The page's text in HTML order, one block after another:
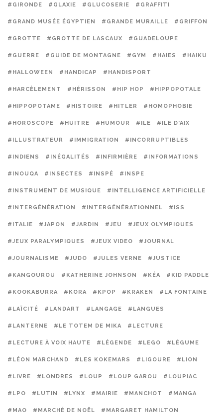
#GIRONDE #GLAXIE #GLUCOSERIE #GRAFFITI
#GRAND MUSÉE ÉGYPTIEN #GRANDE MURAILLE #GRIFFON
#GROTTE #GROTTE DE LASCAUX #GUADELOUPE
#GUERRE #GUIDE DE MONTAGNE #GYM #HAIES #HAIKU
#HALLOWEEN #HANDICAP #HANDISPORT
#HARCÈLEMENT #HÉRISSON #HIP HOP #HIPPOPOTALE
#HIPPOPOTAME #HISTOIRE #HITLER #HOMOPHOBIE
#HOROSCOPE #HUITRE #HUMOUR #ILE #ILE D'AIX
#ILLUSTRATEUR #IMMIGRATION #INCORRUPTIBLES
#INDIENS #INÉGALITÉS #INFIRMIÈRE #INFORMATIONS
#INOUQA #INSECTES #INSPÉ #INSPE
#INSTRUMENT DE MUSIQUE #INTELLIGENCE ARTIFICIELLE
#INTERGÉNÉRATION #INTERGÉNÉRATIONNEL #ISS
#ITALIE #JAPON #JARDIN #JEU #JEUX OLYMPIQUES
#JEUX PARALYMPIQUES #JEUX VIDEO #JOURNAL
#JOURNALISME #JUDO #JULES VERNE #JUSTICE
#KANGOUROU #KATHERINE JOHNSON #KÉA #KID PADDLE
#KOOKABURRA #KORA #KPOP #KRAKEN #LA FONTAINE
#LAÏCITÉ #LANDART #LANGAGE #LANGUES
#LANTERNE #LE TOTEM DE MIKA #LECTURE
#LECTURE À VOIX HAUTE #LÉGENDE #LEGO #LÉGUME
#LÉON MARCHAND #LES KOKEMARS #LIGOURE #LION
#LIVRE #LONDRES #LOUP #LOUP GAROU #LOUPIAC
#LPO #LUTIN #LYNX #MAIRIE #MANCHOT #MANGA
#MAO #MARCHÉ DE NOËL #MARGARET HAMILTON